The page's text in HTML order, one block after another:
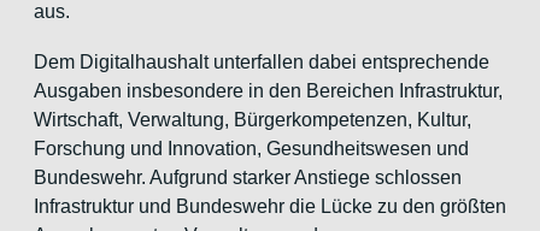
aus.
Dem Digitalhaushalt unterfallen dabei entsprechende
Ausgaben insbesondere in den Bereichen Infrastruktur,
Wirtschaft, Verwaltung, Bürgerkompetenzen, Kultur,
Forschung und Innovation, Gesundheitswesen und
Bundeswehr. Aufgrund starker Anstiege schlossen
Infrastruktur und Bundeswehr die Lücke zu den größten